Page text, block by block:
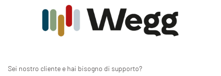
Sei nostro cliente e hai bisogno di supporto?